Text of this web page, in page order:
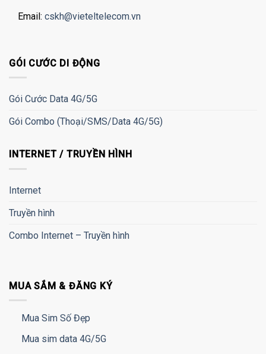
Email: cskh@vieteltelecom.vn
GÓI CƯỚC DI ĐỘNG
Gói Cước Data 4G/5G
Gói Combo (Thoại/SMS/Data 4G/5G)
INTERNET / TRUYỀN HÌNH
Internet
Truyền hình
Combo Internet – Truyền hình
MUA SẮM & ĐĂNG KÝ
Mua Sim Số Đẹp
Mua sim data 4G/5G